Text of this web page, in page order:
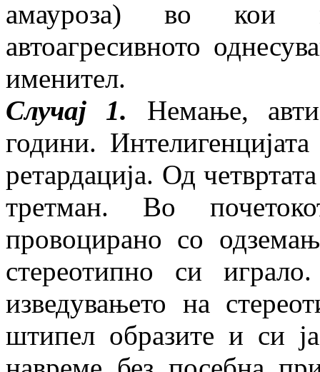
амауроза) во кои
автоагресивното
именител.
Случај 1. Немање,
години.
ретардација. Од
третман. Во
провоцирано со
стереотипно си
изведувањето на
штипел образите и си